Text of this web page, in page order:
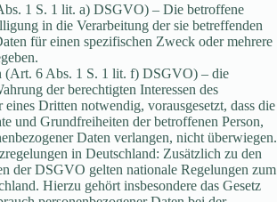
1 S. 1 lit. a) DSGVO) – Die betroffene
in die Verarbeitung der sie betreffenden
für einen spezifischen Zweck oder mehrere
(Art. 6 Abs. 1 S. 1 lit. f) DSGVO) – die
der berechtigten Interessen des
Dritten notwendig, vorausgesetzt, dass die
und Grundfreiheiten der betroffenen Person,
Daten verlangen, nicht überwiegen.
in Deutschland: Zusätzlich zu den
der DSGVO gelten nationale Regelungen zum
Hierzu gehört insbesondere das Gesetz